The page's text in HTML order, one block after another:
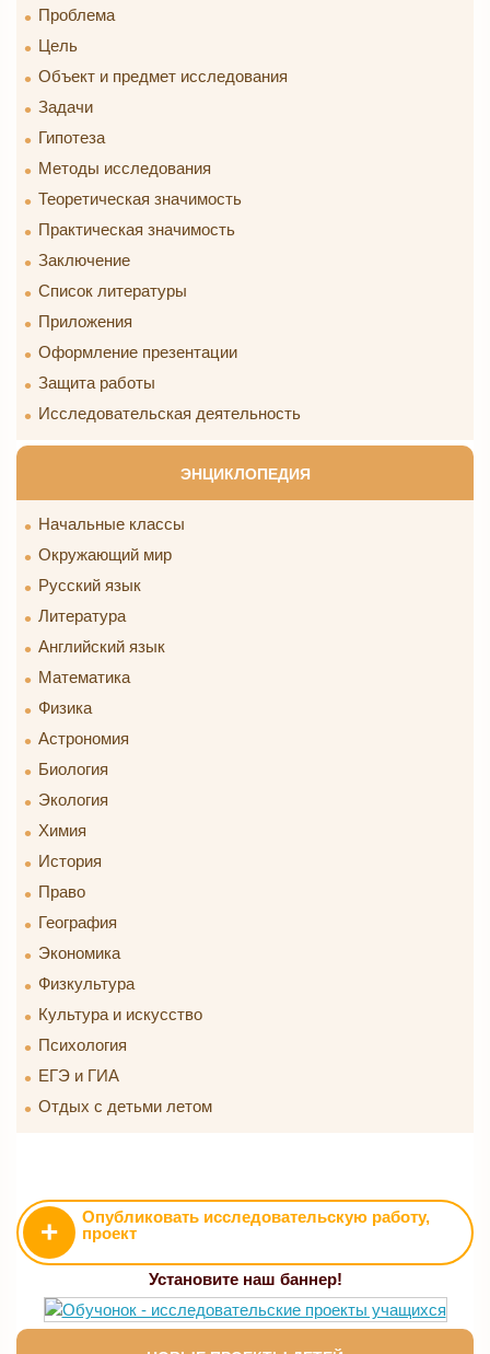
Проблема
Цель
Объект и предмет исследования
Задачи
Гипотеза
Методы исследования
Теоретическая значимость
Практическая значимость
Заключение
Список литературы
Приложения
Оформление презентации
Защита работы
Исследовательская деятельность
ЭНЦИКЛОПЕДИЯ
Начальные классы
Окружающий мир
Русский язык
Литература
Английский язык
Математика
Физика
Астрономия
Биология
Экология
Химия
История
Право
География
Экономика
Физкультура
Культура и искусство
Психология
ЕГЭ и ГИА
Отдых с детьми летом
+
Опубликовать исследовательскую работу,
проект
Установите наш баннер!